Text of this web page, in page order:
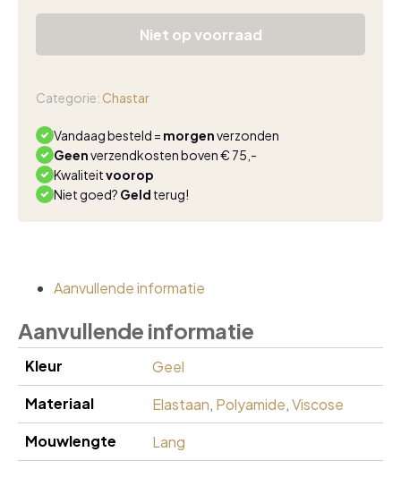
Niet op voorraad
Categorie: Chastar
Vandaag besteld = morgenverzonden
Geenverzendkosten boven € 75,-
Kwaliteitvoorop
Niet goed? Geld terug!
Aanvullende informatie
Aanvullende informatie
Kleur
Geel
Materiaal
Elastaan, Polyamide,Viscose
Mouwlengte
Lang